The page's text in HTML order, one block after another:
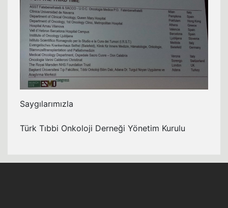
Saygılarımızla
Türk Tıbbi Onkoloji Derneği Yönetim Kurulu